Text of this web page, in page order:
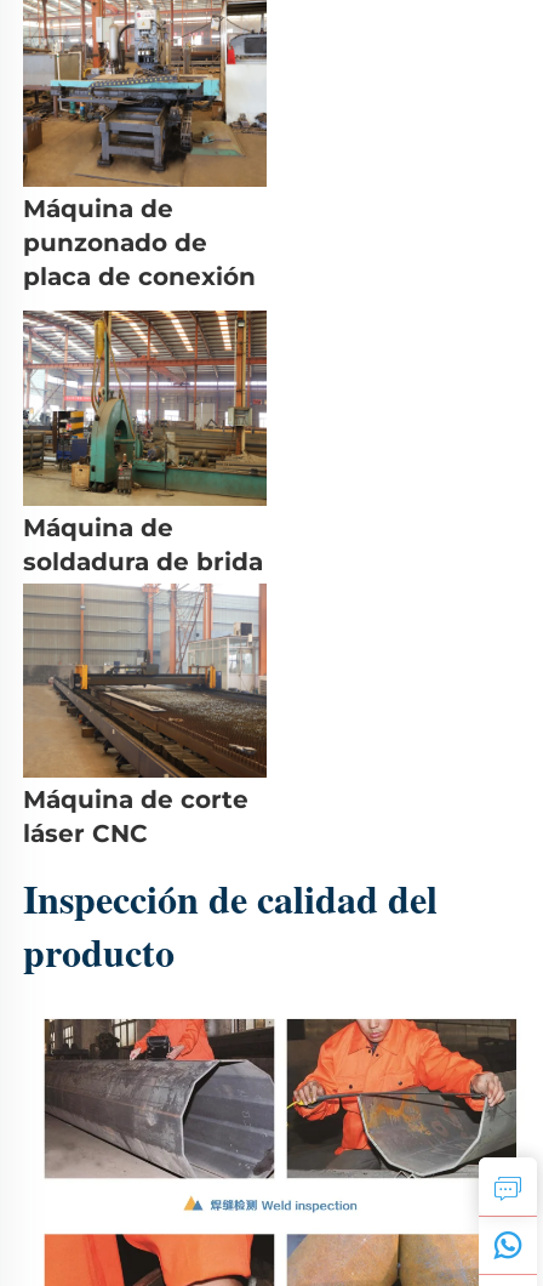
Máquina de
punzonado de
placa de conexión
Máquina de
Máquina de corte
láser CNC
Inspección de calidad del
producto